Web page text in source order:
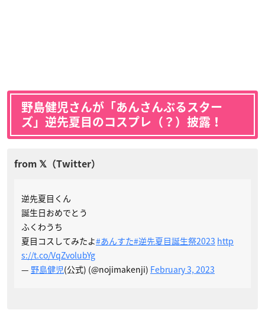
野島健児さんが「あんさんぶるスター
ズ」逆先夏目のコスプレ（？）披露！
逆先夏目くん
誕生日おめでとう
ふくわうち
夏目コスしてみたよ#あんすた#逆先夏目誕生祭2023 http
s://t.co/VqZvolubYg
— 野島健児(公式) (@nojimakenji) February 3, 2023